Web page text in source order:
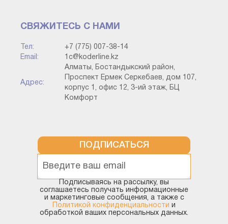
СВЯЖИТЕСЬ С НАМИ
Тел:
+7 (775) 007-38-14
Email:
1c@koderline.kz
Адрес:
Алматы, Бостандыкский район,
Проспект Ермек Серкебаев, дом 107,
корпус 1, офис 12, 3-ий этаж, БЦ
Комфорт
ПОДПИСАТЬСЯ
Подписываясь на рассылку, вы
соглашаетесь получать информационные
и маркетинговые сообщения, а также с
Политикой конфиденциальности и
обработкой ваших персональных данных.